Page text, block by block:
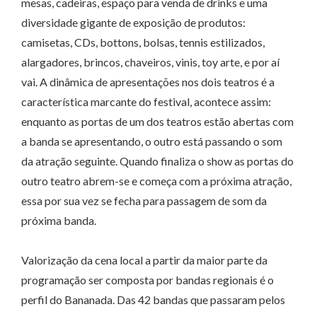
diversidade gigante de exposição de produtos:
camisetas, CDs, bottons, bolsas, tennis estilizados,
alargadores, brincos, chaveiros, vinis, toy arte, e por aí
vai. A dinâmica de apresentações nos dois teatros é a
característica marcante do festival, acontece assim:
enquanto as portas de um dos teatros estão abertas com
a banda se apresentando, o outro está passando o som
da atração seguinte. Quando finaliza o show as portas do
outro teatro abrem-se e começa com a próxima atração,
essa por sua vez se fecha para passagem de som da
próxima banda.
Valorização da cena local a partir da maior parte da
programação ser composta por bandas regionais é o
perfil do Bananada. Das 42 bandas que passaram pelos